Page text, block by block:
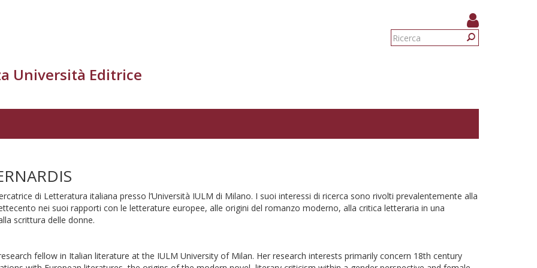
Form
Università Editrice
di Letteratura italiana presso l’Università IULM di Milano. I suoi interessi di ricerca sono rivolti prevalentemente alla
nei suoi rapporti con le letterature europee, alle origini del romanzo moderno, alla critica letteraria in una
scrittura delle donne.
fellow in Italian literature at the IULM University of Milan. Her research interests primarily concern 18th century